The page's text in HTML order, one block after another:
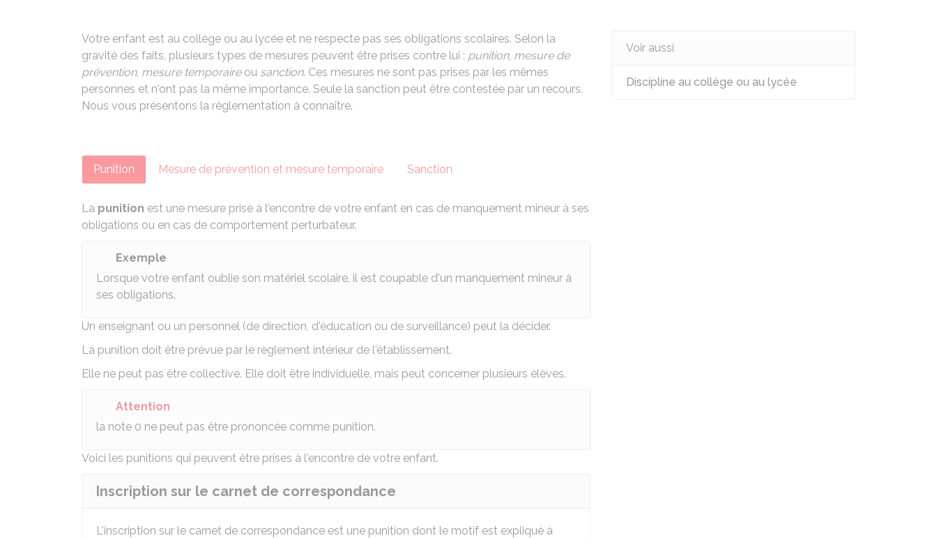
Votre enfant est au collège ou au lycée et ne respecte pas ses obligations scolaires. Selon la
gravité des faits, plusieurs types de mesures peuvent être prises contre lui : punition, mesure de
prévention, mesure temporaireou sanction. Ces mesures ne sont pas prises par les mêmes
personnes et n'ont pas la même importance. Seule la sanction peut être contestée par un recours.
Nous vous présentons la réglementation à connaître.
Punition Mesure de prévention et mesure temporaire Sanction
La punition est une mesure prise à l'encontre de votre enfant en cas de manquement mineur à ses
obligations ou en cas de comportement perturbateur.
Exemple
Lorsque votre enfant oublie son matériel scolaire, il est coupable d'un manquement mineur à
ses obligations.
Un enseignant ou un personnel (de direction, d'éducation ou de surveillance) peut la décider.
La punition doit être prévue par le règlement intérieur de l'établissement.
Elle ne peut pas être collective. Elle doit être individuelle, mais peut concerner plusieurs élèves.
Attention
la note 0 ne peut pas être prononcée comme punition.
Voici les punitions qui peuvent être prises à l'encontre de votre enfant.
Inscription sur le carnet de correspondance
L'inscription sur le carnet de correspondance est une punition dont le motif est expliqué à
Voir aussi
Discipline au collège ou au lycée